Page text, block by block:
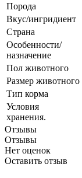
Порода
Вкус/ингридиент
Страна
Особенности/
назначение
Пол животного
Размер животного
Тип корма
Условия
хранения.
Отзывы
Отзывы
Нет оценок
Оставить отзыв